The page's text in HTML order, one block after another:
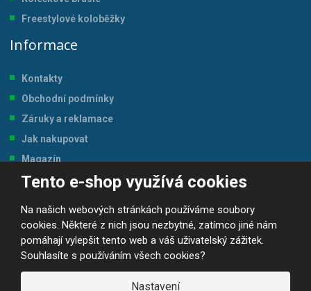
Tento e-shop využívá cookies
Na našich webových stránkách používáme soubory
cookies. Některé z nich jsou nezbytné, zatímco jiné nám
pomáhají vylepšit tento web a váš uživatelský zážitek.
Souhlasíte s používáním všech cookies?
Nastavení
Freestylové koloběžky
Informace
Kontakty
Obchodní podmínky
Záruky a reklamace
Jak nakupovat
Magazín
Tabulka velikostí
© 2026, JP-SPORT.CZ SPORTOVNÍ POTŘEBY
Prohlášení o přístupnosti |Mapa stránek ||GDPR